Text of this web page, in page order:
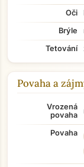
Oči
Brýle
Tetování
Povaha a
Vrozená
povaha
Povaha